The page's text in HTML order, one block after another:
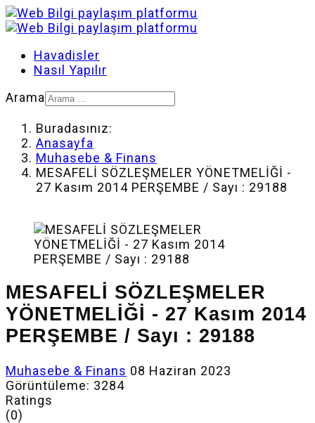
Havadisler
Nasıl Yapılır
Arama
Buradasınız:
Anasayfa
Muhasebe & Finans
MESAFELİ SÖZLEŞMELER YÖNETMELİĞİ -
27 Kasım 2014 PERŞEMBE / Sayı : 29188
MESAFELİ SÖZLEŞMELER
YÖNETMELİĞİ - 27 Kasım 2014
PERŞEMBE / Sayı : 29188
Muhasebe & Finans 08 Haziran 2023
Görüntüleme: 3284
Ratings
(0)